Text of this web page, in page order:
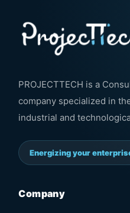
PROJECTTECH is a
company specialized in
industrial and
Energizing your
Company